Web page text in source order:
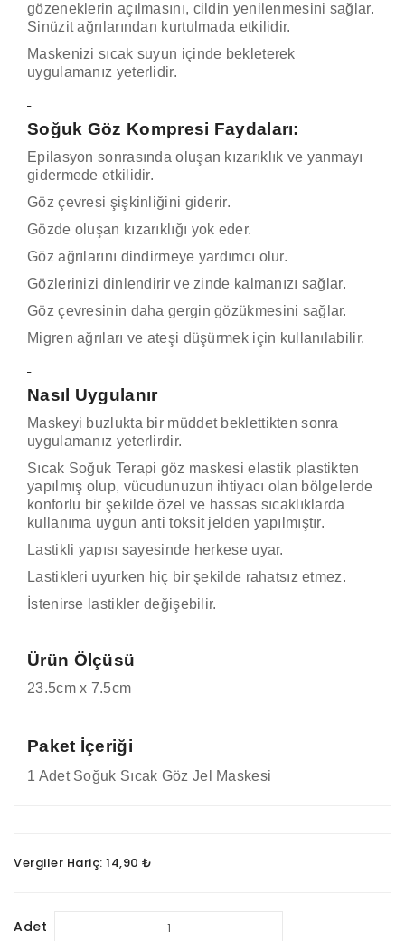
gözeneklerin açılmasını, cildin yenilenmesini sağlar.
Sinüzit ağrılarından kurtulmada etkilidir.
Maskenizi sıcak suyun içinde bekleterek
uygulamanız yeterlidir.
Soğuk Göz Kompresi Faydaları:
Epilasyon sonrasında oluşan kızarıklık ve yanmayı
gidermede etkilidir.
Göz çevresi şişkinliğini giderir.
Gözde oluşan kızarıklığı yok eder.
Göz ağrılarını dindirmeye yardımcı olur.
Gözlerinizi dinlendirir ve zinde kalmanızı sağlar.
Göz çevresinin daha gergin gözükmesini sağlar.
Migren ağrıları ve ateşi düşürmek için kullanılabilir.
Nasıl Uygulanır
Maskeyi buzlukta bir müddet beklettikten sonra
uygulamanız yeterlirdir.
Sıcak Soğuk Terapi göz maskesi elastik plastikten
yapılmış olup, vücudunuzun ihtiyacı olan bölgelerde
konforlu bir şekilde özel ve hassas sıcaklıklarda
kullanıma uygun anti toksit jelden yapılmıştır.
Lastikli yapısı sayesinde herkese uyar.
Lastikleri uyurken hiç bir şekilde rahatsız etmez.
İstenirse lastikler değişebilir.
Ürün Ölçüsü
23.5cm x 7.5cm
Paket İçeriği
1 Adet Soğuk Sıcak Göz Jel Maskesi
Vergiler Hariç: 14,90 ₺
Adet